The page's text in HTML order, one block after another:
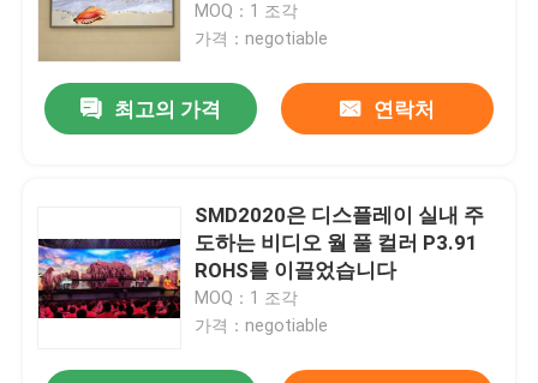
MOQ：1 조각
가격：negotiable
최고의 가격 연락처
SMD2020은 디스플레이 실내 주
도하는 비디오 월 풀 컬러 P3.91
ROHS를 이끌었습니다
MOQ：1 조각
가격：negotiable